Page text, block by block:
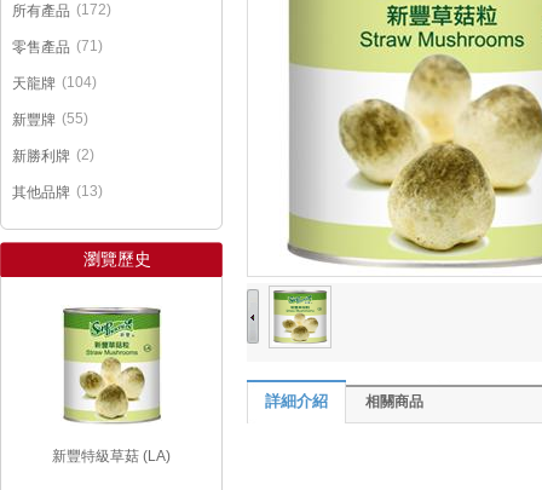
所有產品 (172)
零售產品 (71)
天龍牌 (104)
新豐牌 (55)
新勝利牌 (2)
其他品牌 (13)
瀏覽歷史
新豐特級草菇 (LA)
詳細介紹 相關商品